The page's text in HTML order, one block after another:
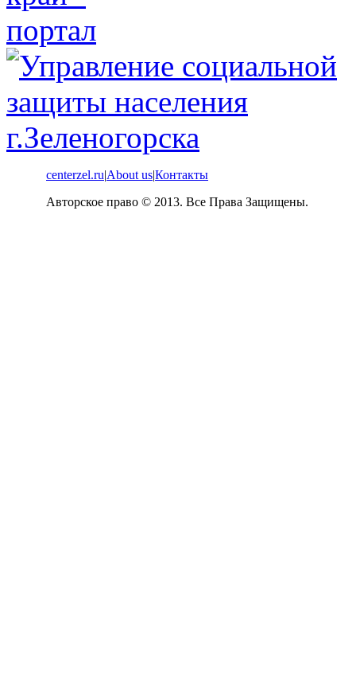
centerzel.ru|About us|Контакты
Авторское право © 2013. Все Права Защищены.